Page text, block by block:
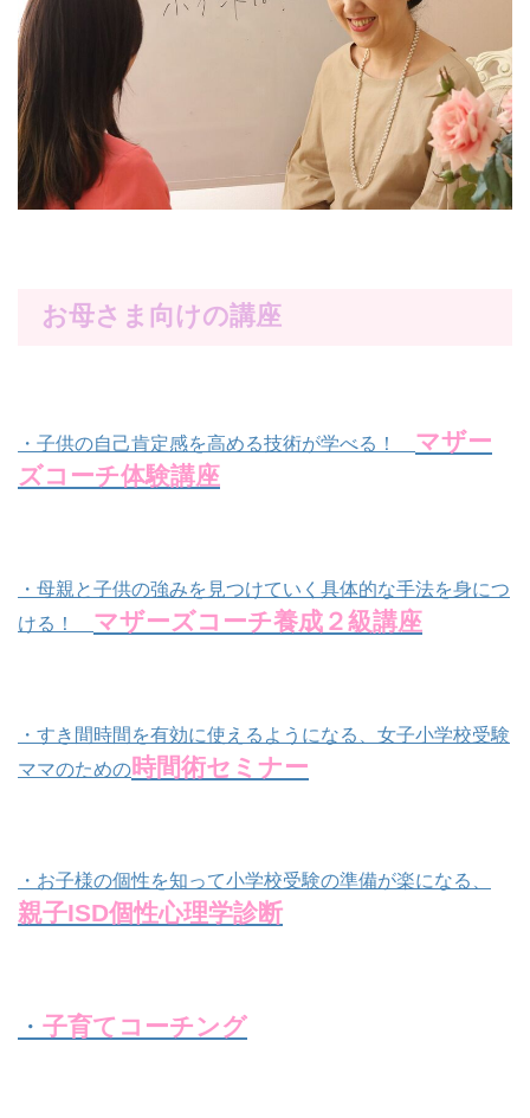
お母さま向けの講座
・子供の自己肯定感を高める技術が学べる！ マザー
ズコーチ体験講座
・母親と子供の強みを見つけていく具体的な手法を身につ
ける！ マザーズコーチ養成２級講座
・すき間時間を有効に使えるようになる、女子小学校受験
ママのための時間術セミナー
・お子様の個性を知って小学校受験の準備が楽になる、
親子ISD個性心理学診断
・ 子育てコーチング